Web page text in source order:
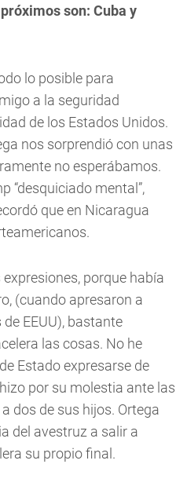
son: Cuba y
lo posible para
a la seguridad
de los Estados Unidos.
nos sorprendió con unas
no esperábamos.
“desquiciado mental”,
que en Nicaragua
porque había
(cuando apresaron a
EEUU), bastante
las cosas. No he
Estado expresarse de
por su molestia ante las
dos de sus hijos. Ortega
del avestruz a salir a
su propio final.